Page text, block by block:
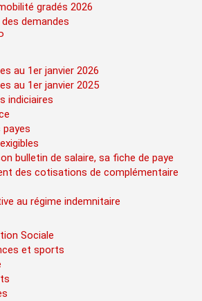
gradés 2026
demandes
au 1er janvier 2026
au 1er janvier 2025
indiciaires
payes
bulletin de salaire, sa fiche de paye
des cotisations de complémentaire
au régime indemnitaire
Sociale
et sports